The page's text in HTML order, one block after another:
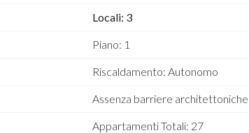
Locali: 3
Piano: 1
Riscaldamento: Autonomo
Assenza barriere
Appartamenti Totali: 27